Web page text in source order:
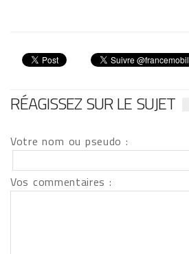
RÉAGISSEZ SUR LE SUJET
Votre nom ou pseudo :
Vos commentaires :